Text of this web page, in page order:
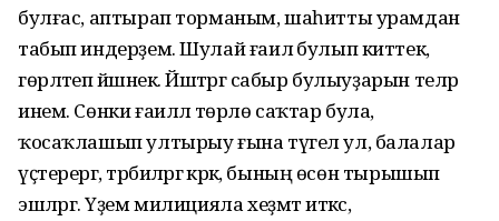
булғас, аптырап торманым, шаһитты урамдан
табып индерҙем. Шулай ғаилә булып киттек,
гөрләтеп йәшәнек. Йәштәргә сабыр булыуҙарын теләр
инем. Сөнки ғаиләлә төрлө саҡтар була,
ҡосаҡлашып ултырыу ғына түгел ул, балалар
үҫтерергә, тәрбиәләргә кәрәк, бының өсөн тырышып
эшләргә. Үҙем милицияла хеҙмәт иткәс,